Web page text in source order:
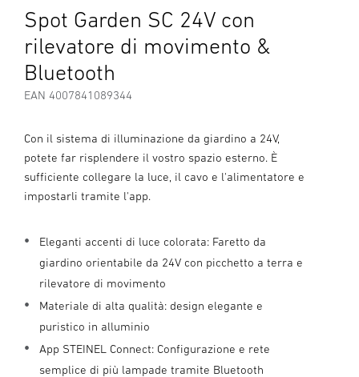
Spot Garden SC 24V con
rilevatore di movimento &
Bluetooth
EAN 4007841089344
Con il sistema di illuminazione da giardino a 24V,
potete far risplendere il vostro spazio esterno. È
sufficiente collegare la luce, il cavo e l'alimentatore e
impostarli tramite l'app.
Eleganti accenti di luce colorata: Faretto da
giardino orientabile da 24V con picchetto a terra e
rilevatore di movimento
Materiale di alta qualità: design elegante e
puristico in alluminio
App STEINEL Connect: Configurazione e rete
semplice di più lampade tramite Bluetooth